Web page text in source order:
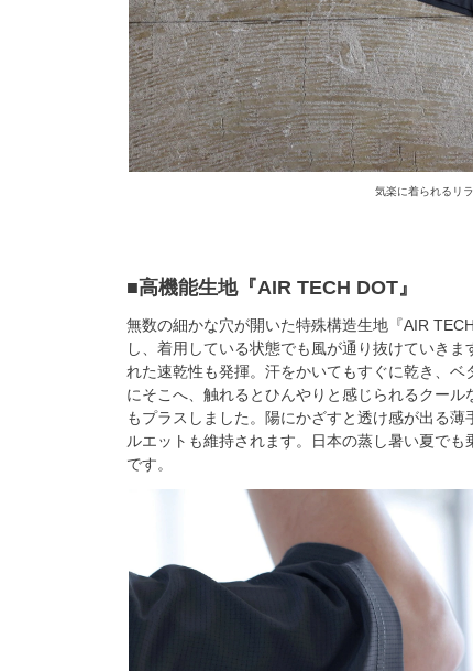
気楽に着られるリ
■高機能生地『AIR TECH DOT』
無数の細かな穴が開いた特殊構造生地『AIR
し、着用している状態でも風が通り抜けていき
れた速乾性も発揮。汗をかいてもすぐに乾き、
にそこへ、触れるとひんやりと感じられるクー
もプラスしました。陽にかざすと透け感が出る
ルエットも維持されます。日本の蒸し暑い夏で
です。